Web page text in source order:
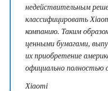
недействительным
классифицировать
компанию. Таким
ценными бумагами,
их приобретение
официально полностью
Xiaomi